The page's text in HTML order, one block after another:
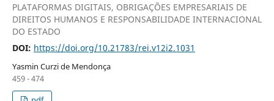
PLATAFORMAS DIGITAIS, OBRIGAÇÕES EMPRESARIAIS DE
DIREITOS HUMANOS E RESPONSABILIDADE INTERNACIONAL
DO ESTADO
DOI: https://doi.org/10.21783/rei.v12i2.1031
Yasmin Curzi de Mendonça
459 - 474